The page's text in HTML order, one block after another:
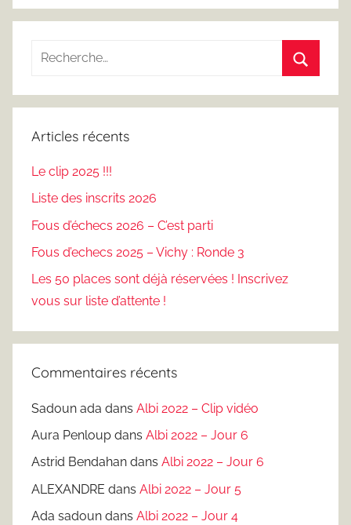
Recherche
:
Articles récents
Le clip 2025 !!!
Liste des inscrits 2026
Fous d’échecs 2026 – C’est parti
Fous d’echecs 2025 – Vichy : Ronde 3
Les 50 places sont déjà réservées ! Inscrivez
vous sur liste d’attente !
Commentaires récents
Sadoun ada dans Albi 2022 – Clip vidéo
Aura Penloup dans Albi 2022 – Jour 6
Astrid Bendahan dans Albi 2022 – Jour 6
ALEXANDRE dans Albi 2022 – Jour 5
Ada sadoun dans Albi 2022 – Jour 4